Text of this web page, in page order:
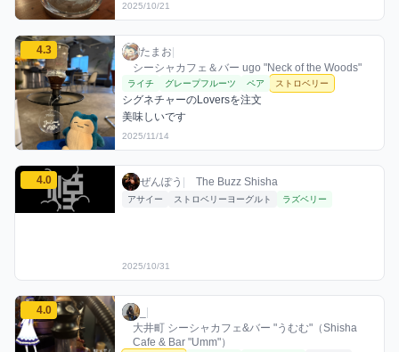
2025/10/21
たまおのストロベリーミックスを見る
4.3 たまお / お店シーシャ / 2025年11月14日
たまお
シーシャカフェ＆バー ugo "Neck of the Woods"
利用フレーバー
ライチ グレープフルーツ ペア ストロベリー
コメント
シグネチャーのLoversを注文
評価
2025/11/14
ぜんぽうのストロベリーミックスを見る
4.0 ぜんぽう / お店シーシャ / 2025年10月31日
ぜんぽう The Buzz Shisha
利用フレーバー
アサイー ストロベリーヨーグルト ラズベリー
評価
2025/10/31
_のストロベリーミックスを見る
4.0 _ / お店シーシャ / 2025年11月13日
大井町 シーシャカフェ&バー "うむむ"（Shisha
Cafe & Bar "Umm"）
利用フレーバー
評価